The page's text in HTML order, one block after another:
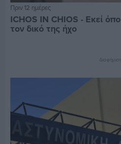
Πριν 12 ημέρες
ICHOS IN CHIOS - Εκεί
τον δικό της ήχο
Διαφήμιση